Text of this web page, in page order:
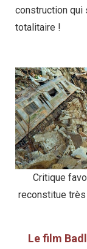
construction qui
totalitaire !
Critique
reconstitue
Le film